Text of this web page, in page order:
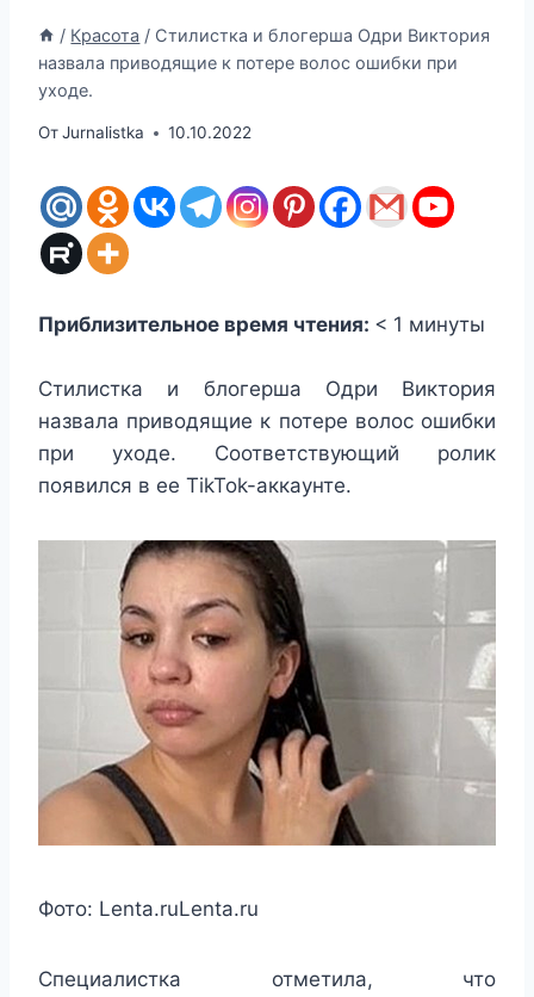
/ Красота / Стилистка и блогерша Одри Виктория
назвала приводящие к потере волос ошибки при
уходе.
ОтJurnalistka 10.10.2022
Приблизительное время чтения: < 1 минуты
Стилистка и блогерша Одри Виктория
назвала приводящие к потере волос ошибки
при уходе. Соответствующий ролик
появился в ее TikTok-аккаунте.
Фото: Lenta.ruLenta.ru
Специалистка отметила, что